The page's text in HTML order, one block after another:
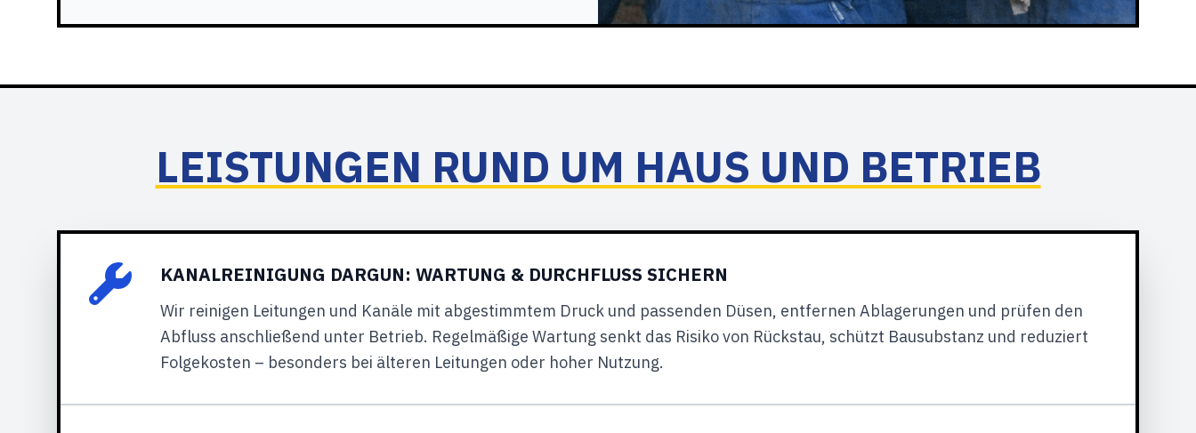
LEISTUNGEN RUND UM HAUS UND BETRIEB
KANALREINIGUNG DARGUN: WARTUNG & DURCHFLUSS SICHERN
Wir reinigen Leitungen und Kanäle mit abgestimmtem Druck und passenden Düsen, entfernen Ablagerungen und prüfen den
Abfluss anschließend unter Betrieb. Regelmäßige Wartung senkt das Risiko von Rückstau, schützt Bausubstanz und reduziert
Folgekosten – besonders bei älteren Leitungen oder hoher Nutzung.